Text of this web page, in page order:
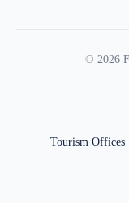
© 2026
Tourism Offices